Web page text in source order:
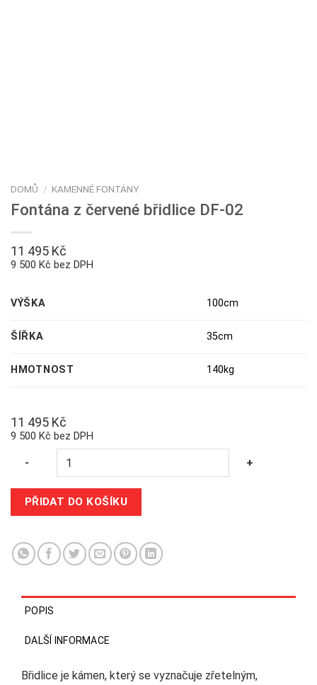
DOMŮ / KAMENNÉ FONTÁNY
Fontána z červené břidlice DF-02
11 495 Kč
9 500 Kč bez DPH
VÝŠKA 100cm
ŠÍŘKA 35cm
HMOTNOST 140kg
11 495 Kč
9 500 Kč bez DPH
- +
PŘIDAT DO KOŠÍKU
POPIS
DALŠÍ INFORMACE
Břidlice je kámen, který se vyznačuje zřetelným,